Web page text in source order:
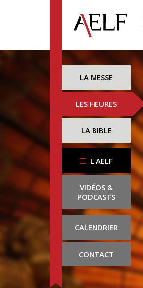
LA MESSE
LES HEURES
LA BIBLE
L'AELF
VIDÉOS &
PODCASTS
CALENDRIER
CONTACT